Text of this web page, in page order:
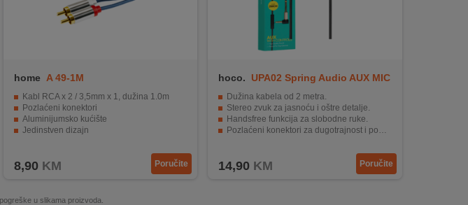
home A 49-1M
Kabl RCA x 2 / 3,5mm x 1, dužina 1.0m
Pozlaćeni konektori
Aluminijumsko kućište
Jedinstven dizajn
8,90 KM Poručite
hoco. UPA02 Spring Audio AUX MIC
Dužina kabela od 2 metra.
Stereo zvuk za jasnoću i oštre detalje.
Handsfree funkcija za slobodne ruke.
Pozlaćeni konektori za dugotrajnost i pouzdanost.
14,90 KM Poručite
u slikama proizvoda.